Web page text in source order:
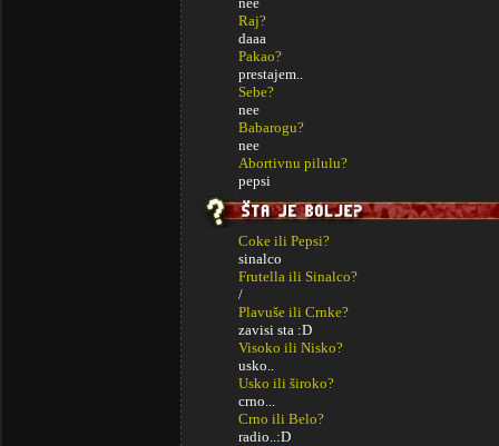
Raj?
daaa
Pakao?
prestajem..
Sebe?
nee
Babarogu?
nee
Abortivnu pilulu?
pepsi
Coke ili Pepsi?
sinalco
Frutella ili Sinalco?
/
Plavuše ili Crnke?
zavisi sta :D
Visoko ili Nisko?
usko..
Usko ili široko?
crno...
Crno ili Belo?
radio..:D